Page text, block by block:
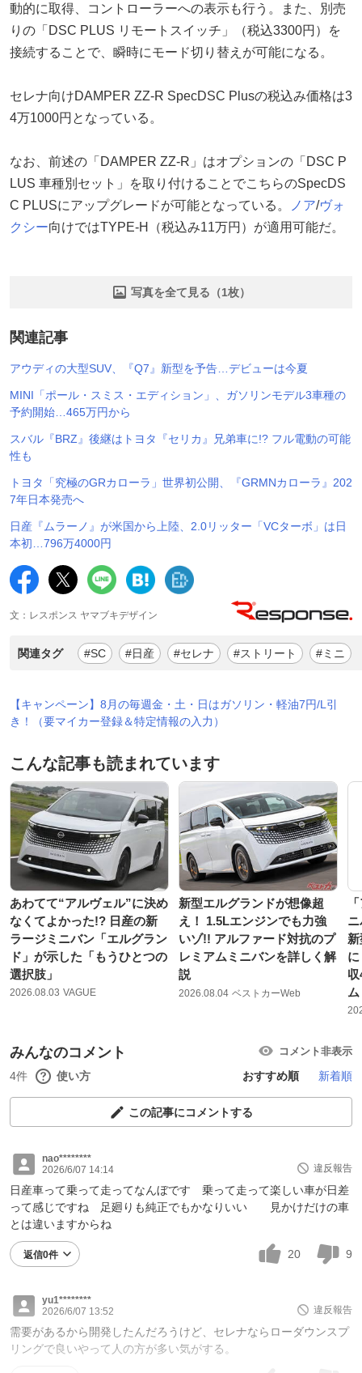
動的に取得、コントローラーへの表示も行う。また、別売
りの「DSC PLUS リモートスイッチ」（税込3300円）を
接続することで、瞬時にモード切り替えが可能になる。
セレナ向けDAMPER ZZ-R SpecDSC Plusの税込み価格は3
4万1000円となっている。
なお、前述の「DAMPER ZZ-R」はオプションの「DSC P
LUS 車種別セット」を取り付けることでこちらのSpecDS
C PLUSにアップグレードが可能となっている。
ノア/ヴォ
クシー向けではTYPE-H（税込み11万円）が適用可能だ。
写真を全て見る（1枚）
関連記事
アウディの大型SUV、『Q7』新型を予告…デビューは今夏
MINI「ポール・スミス・エディション」、ガソリンモデル3車種の
予約開始…465万円から
スバル『BRZ』後継はトヨタ『セリカ』兄弟車に!? フル電動の可能
性も
トヨタ「究極のGRカローラ」世界初公開、『GRMNカローラ』202
7年日本発売へ
日産『ムラーノ』が米国から上陸、2.0リッター「VCターボ」は日
本初…796万4000円
文：レスポンス ヤマブキデザイン
関連タグ #SC #日産 #セレナ #ストリート #ミニ
【キャンペーン】8月の毎週金・土・日はガソリン・軽油7円/L引
き！（要マイカー登録＆特定情報の入力）
こんな記事も読まれています
あわてて“アルヴェル”に決め
なくてよかった!? 日産の新
ラージミニバン「エルグラン
ド」が示した「もうひとつの
選択肢」
2026.08.03 VAGUE
新型エルグランドが想像超
え！ 1.5Lエンジンでも力強
いゾ!! アルファード対抗のプ
レミアムミニバンを詳しく解
説
2026.08.04 ベストカーWeb
みんなのコメント コメント非表示
4件 使い方 おすすめ順 新着順
この記事にコメントする
nao********
2026/6/07 14:14
違反報告
日産車って乗って走ってなんぼです 乗って走って楽しい車が日差
って感じですね 足廻りも純正でもかなりいい 見かけだけの車
とは違いますからね
返信0件 20 9
yu1********
2026/6/07 13:52
違反報告
需要があるから開発したんだろうけど、セレナならローダウンスプ
リングで良いやって人の方が多い気がする。